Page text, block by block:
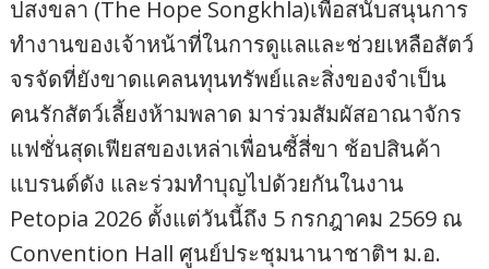
ปสงขลา (The Hope Songkhla)เพื่อสนับสนุนการ
ทำงานของเจ้าหน้าที่ในการดูแลและช่วยเหลือสัตว์
จรจัดที่ยังขาดแคลนทุนทรัพย์และสิ่งของจำเป็น
คนรักสัตว์เลี้ยงห้ามพลาด มาร่วมสัมผัสอาณาจักร
แฟชั่นสุดเฟียสของเหล่าเพื่อนซี้สี่ขา ช้อปสินค้า
แบรนด์ดัง และร่วมทำบุญไปด้วยกันในงาน
Petopia 2026 ตั้งแต่วันนี้ถึง 5 กรกฎาคม 2569 ณ
Convention Hall ศูนย์ประชุมนานาชาติฯ ม.อ.